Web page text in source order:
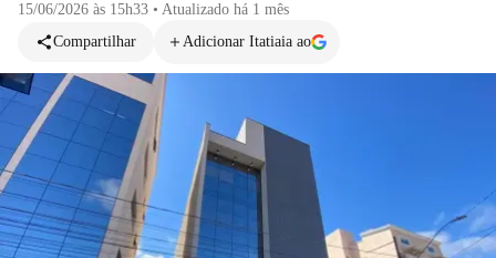
15/06/2026 às 15h33 • Atualizado há 1 mês
Compartilhar
Adicionar Itatiaia ao